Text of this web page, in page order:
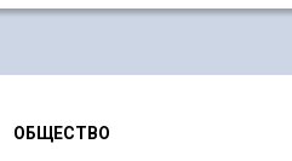
ОБЩЕСТВО